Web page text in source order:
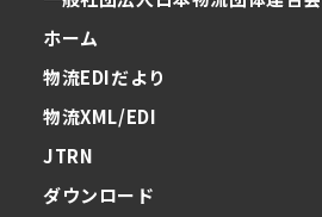
ホーム
物流EDIだより
物流XML/EDI
JTRN
ダウンロード